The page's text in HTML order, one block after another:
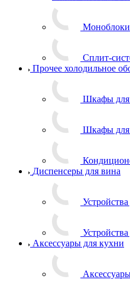
Моноблоки
Сплит-
Прочее холодильное
Шкафы для
Шкафы для
Диспенсеры для вина
Аксессуары для кухни